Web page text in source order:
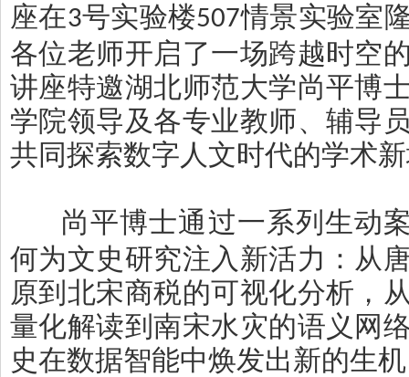
座在3号实验楼507情景实验室
各位老师开启了一场跨越时空
讲座特邀湖北师范大学尚平博
学院领导及各专业教师、辅导
共同探索数字人文时代的学术
尚平博士通过一系列生动
何为文史研究注入新活力：从
原到北宋商税的可视化分析，
量化解读到南宋水灾的语义网
史在数据智能中焕发出新的生